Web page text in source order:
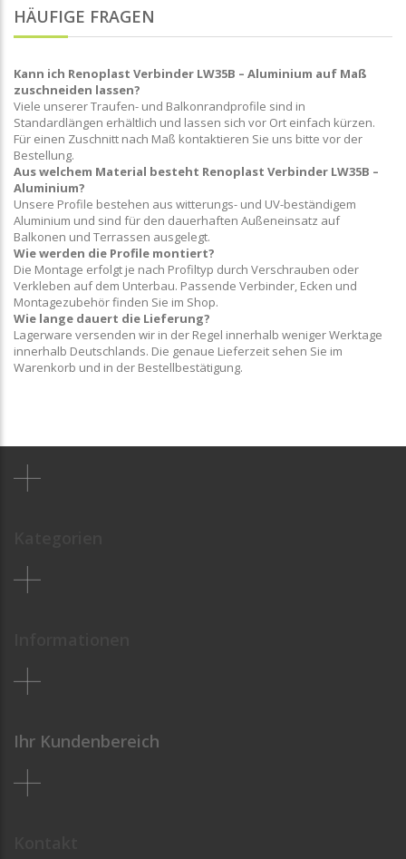
HÄUFIGE FRAGEN
Kann ich Renoplast Verbinder LW35B – Aluminium auf Maß
zuschneiden lassen?
Viele unserer Traufen- und Balkonrandprofile sind in
Standardlängen erhältlich und lassen sich vor Ort einfach kürzen.
Für einen Zuschnitt nach Maß kontaktieren Sie uns bitte vor der
Bestellung.
Aus welchem Material besteht Renoplast Verbinder LW35B –
Aluminium?
Unsere Profile bestehen aus witterungs- und UV-beständigem
Aluminium und sind für den dauerhaften Außeneinsatz auf
Balkonen und Terrassen ausgelegt.
Wie werden die Profile montiert?
Die Montage erfolgt je nach Profiltyp durch Verschrauben oder
Verkleben auf dem Unterbau. Passende Verbinder, Ecken und
Montagezubehör finden Sie im Shop.
Wie lange dauert die Lieferung?
Lagerware versenden wir in der Regel innerhalb weniger Werktage
innerhalb Deutschlands. Die genaue Lieferzeit sehen Sie im
Warenkorb und in der Bestellbestätigung.
Ihr Kundenbereich